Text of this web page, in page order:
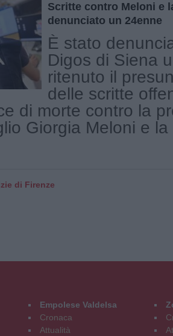
Scritte contro Meloni e
denunciato un 24enne
È stato
Digos di Siena
ritenuto il
delle scritte
di morte contro la
Giorgia Meloni e la
di Firenze
Empolese Valdelsa
Cronaca
Attualità